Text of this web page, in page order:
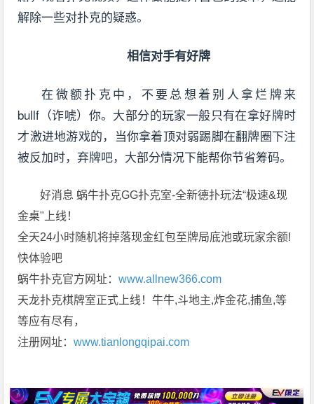
解除一些对扑克的疑惑。
相信对手有好牌
在微额扑克中，不要总想着别人拿烂牌来
bullf（诈唬）你。大部分的玩家一般只有在拿好牌时
才激进地游戏的，当你拿着顶对弱踢脚在翻牌圈下注
被反加时，弃牌吧，大部分情况下能帮你节省筹码。
好消息 蜗牛扑克GG扑克室-全新德扑玩法“极速&现
金桌"上线！
全天24小时随机将掉落现金红包至牌局底池或玩家余额!
快体验吧
蜗牛扑克官方网址：www.allnew366.com
天龙扑克棋牌室正式上线！牛牛,斗地主,炸金花,捕鱼,等
等应有尽有，
注册网址：www.tianlongqipai.com